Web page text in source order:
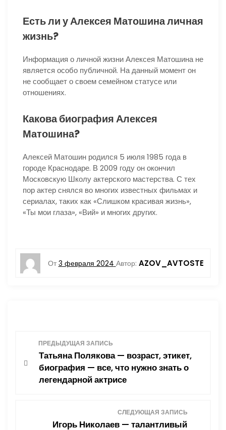
Есть ли у Алексея Матошина личная
жизнь?
Информация о личной жизни Алексея Матошина не
является особо публичной. На данный момент он
не сообщает о своем семейном статусе или
отношениях.
Какова биография Алексея
Матошина?
Алексей Матошин родился 5 июля 1985 года в
городе Краснодаре. В 2009 году он окончил
Московскую Школу актерского мастерства. С тех
пор актер снялся во многих известных фильмах и
сериалах, таких как «Слишком красивая жизнь»,
«Ты мои глаза», «Вий» и многих других.
От 3 февраля 2024 Автор: AZOV_AVTOSTE
ПРЕДЫДУЩАЯ ЗАПИСЬ
Татьяна Полякова — возраст, этикет,
биография — все, что нужно знать о
легендарной актрисе
СЛЕДУЮЩАЯ ЗАПИСЬ
Игорь Николаев — талантливый